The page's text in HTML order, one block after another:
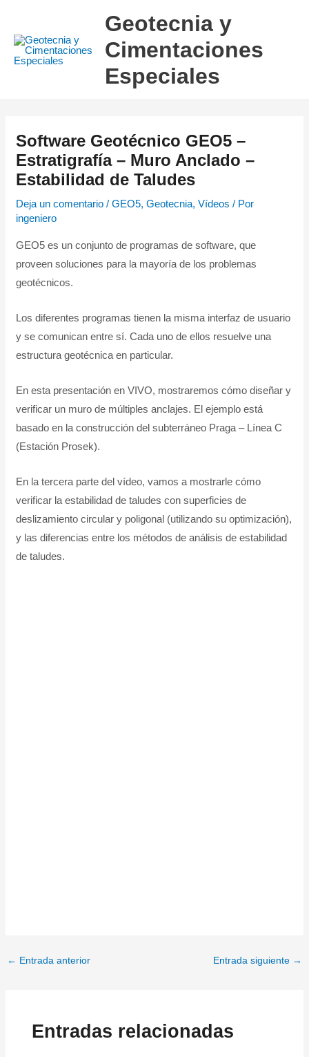
contenido
Geotecnia y
Cimentaciones
Especiales
Software Geotécnico GEO5 –
Estratigrafía – Muro Anclado –
Estabilidad de Taludes
Deja un comentario /GEO5,Geotecnia,Vídeos / Por
ingeniero
GEO5 es un conjunto de programas de software, que
proveen soluciones para la mayoría de los problemas
geotécnicos.
Los diferentes programas tienen la misma interfaz de usuario
y se comunican entre sí. Cada uno de ellos resuelve una
estructura geotécnica en particular.
En esta presentación en VIVO, mostraremos cómo diseñar y
verificar un muro de múltiples anclajes. El ejemplo está
basado en la construcción del subterráneo Praga – Línea C
(Estación Prosek).
En la tercera parte del vídeo, vamos a mostrarle cómo
verificar la estabilidad de taludes con superficies de
deslizamiento circular y poligonal (utilizando su optimización),
y las diferencias entre los métodos de análisis de estabilidad
de taludes.
← Entrada anterior Entrada siguiente →
Entradas relacionadas